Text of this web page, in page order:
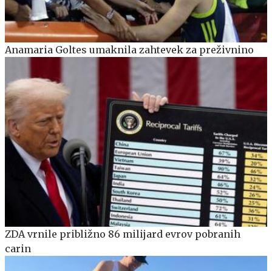
Anamaria Goltes umaknila zahtevek za preživnino
ZDA vrnile približno 86 milijard evrov pobranih
carin